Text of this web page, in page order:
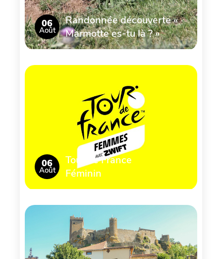
06
Août
Randonnée découverte «
Marmotte es-tu là ? »
06
Août
Tour de France
Féminin